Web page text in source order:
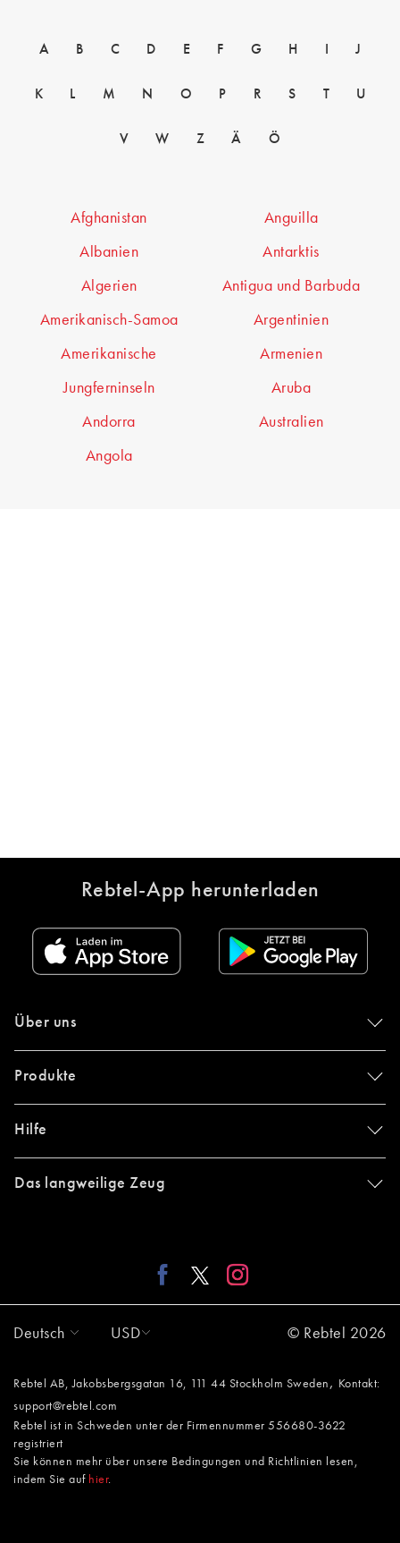
A B C D E F G H J
K L M N O P R S T U
V W Z Ä Ö
Afghanistan
Albanien
Algerien
Amerikanisch-Samoa
Amerikanische
Jungferninseln
Andorra
Angola
Anguilla
Antarktis
Antigua und Barbuda
Argentinien
Armenien
Aruba
Australien
Rebtel-App herunterladen
Über uns
Produkte
Hilfe
Das langweilige Zeug
Deutsch USD © Rebtel 2026
Rebtel AB, Jakobsbergsgatan 16, 111 44 Stockholm Sweden ,
Kontakt:
support@rebtel.com
Rebtel ist in Schweden unter der Firmennummer 556680-3622
registriert
Sie können mehr über unsere Bedingungen und Richtlinien lesen,
indem Sie auf hier.